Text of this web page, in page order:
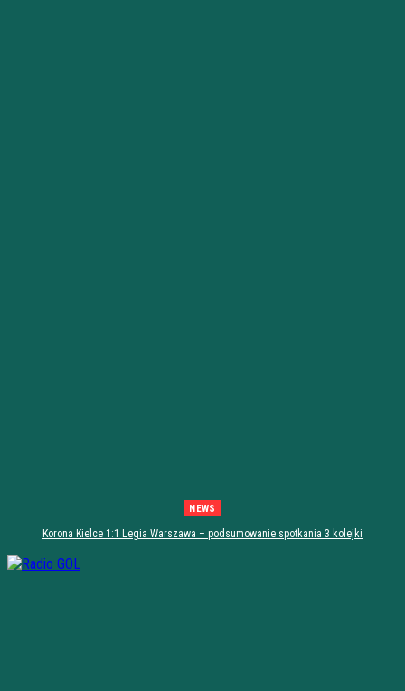
NEWS
Korona Kielce 1:1 Legia Warszawa – podsumowanie spotkania 3 kolejki